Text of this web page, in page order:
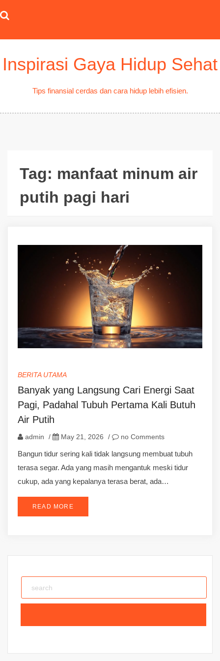
to
Inspirasi Gaya Hidup Sehat
Tips finansial cerdas dan cara hidup lebih efisien.
Tag: manfaat minum air
putih pagi hari
BERITA UTAMA
Banyak yang Langsung Cari Energi Saat
Pagi, Padahal Tubuh Pertama Kali Butuh
Air Putih
admin / May 21, 2026 / no Comments
Bangun tidur sering kali tidak langsung membuat tubuh
terasa segar. Ada yang masih mengantuk meski tidur
cukup, ada yang kepalanya terasa berat, ada…
READ MORE